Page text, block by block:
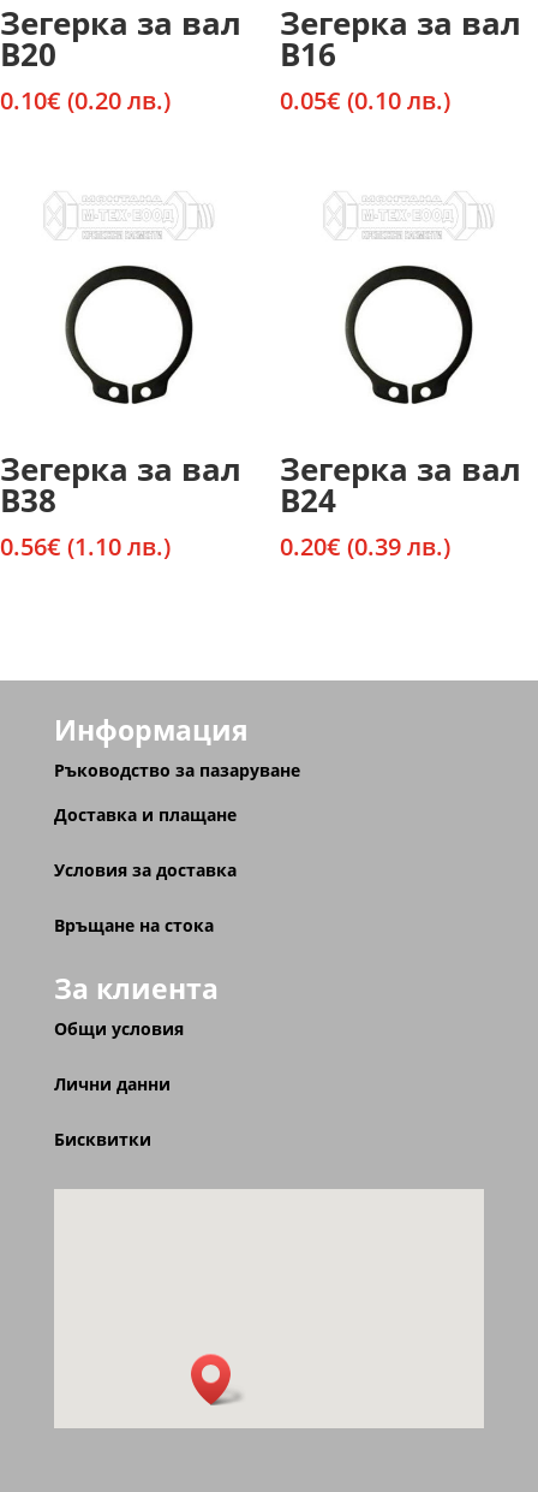
Зегерка за вал
В20
0.10€ (0.20 лв.)
Зегерка за вал
В16
0.05€ (0.10 лв.)
Зегерка за вал
В38
0.56€ (1.10 лв.)
Зегерка за вал
В24
0.20€ (0.39 лв.)
Информация
Ръководство за пазаруване
Доставка и плащане
Условия за доставка
Връщане на стока
За клиента
Общи условия
Лични данни
Бисквитки